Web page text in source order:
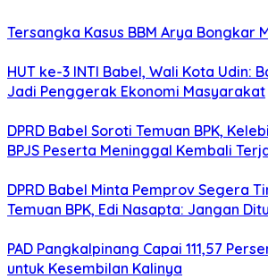
Tersangka Kasus BBM Arya Bongkar
HUT ke-3 INTI Babel, Wali Kota Udin:
Jadi Penggerak Ekonomi Masyarakat
DPRD Babel Soroti Temuan BPK,
BPJS Peserta Meninggal Kembali
DPRD Babel Minta Pemprov Segera
Temuan BPK, Edi Nasapta: Jangan
PAD Pangkalpinang Capai 111,57
untuk Kesembilan Kalinya